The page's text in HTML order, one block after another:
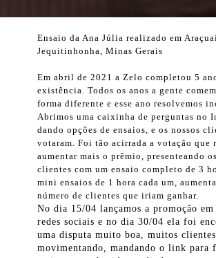
Ensaio da Ana Júlia realizado em
Jequitinhonha, Minas Gerais
Em abril de 2021 a Zelo completou 5
existência. Todos os anos a gente
forma diferente e esse ano resolvemos
Abrimos uma caixinha de perguntas no
dando opções de ensaios, e os nossos
votaram. Foi tão acirrada a votação que
aumentar mais o prêmio, presenteando
clientes com um ensaio completo de 3
mini ensaios de 1 hora cada um,
número de clientes que iriam ganhar.
No dia 15/04 lançamos a promoção em
redes sociais e no dia 30/04 ela foi
uma disputa muito boa, muitos
movimentando, mandando o link para